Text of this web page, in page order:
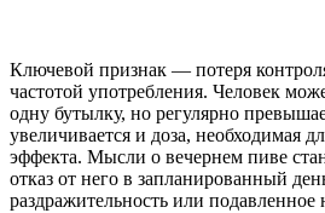
Ключевой признак — потеря
частотой употребления. Человек
одну бутылку, но регулярно
увеличивается и доза, необходимая
эффекта. Мысли о вечернем пиве
отказ от него в запланированный
раздражительность или подавленное